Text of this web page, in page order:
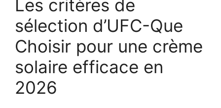
Les critères de
sélection d’UFC-Que
Choisir pour une crème
solaire efficace en
2026